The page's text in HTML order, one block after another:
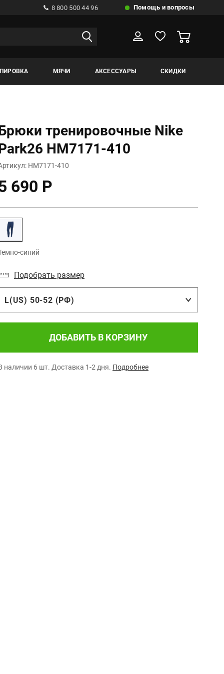
8 800 500 44 96 Помощь и вопросы
МЯЧИ АКСЕССУАРЫ СКИДКИ
тренировочные Nike
HM7171-410
HM7171-410
690 Р
синий
Подобрать размер
L(US) 50-52 (РФ)
ДОБАВИТЬ В КОРЗИНУ
наличии 6 шт. Доставка 1-2 дня. Подробнее